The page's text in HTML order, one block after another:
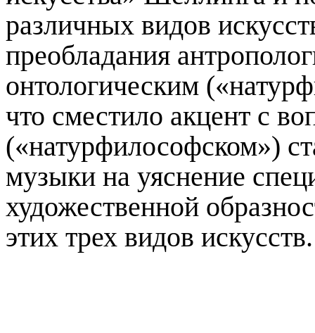
различных видов
преобладания
онтологическим
что сместило акцент с
(«натурфилософском»)
музыки на уяснение
художественной
этих трех видов искусств.